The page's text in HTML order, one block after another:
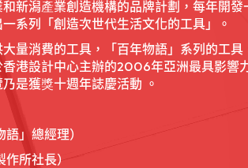
新潟產業創造機構的品牌計劃，每年開
系列「創造次世代生活文化的工具」。
量消費的工具，「百年物語」系列的工
香港設計中心主辦的2006年亞洲最具影
是獲獎十週年誌慶活動 。
」總經理）
所社長）